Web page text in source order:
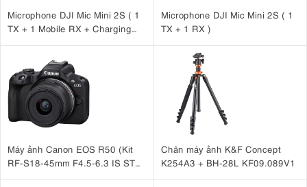
Microphone DJI Mic Mini 2S ( 1
TX + 1 Mobile RX + Charging
Microphone DJI Mic Mini 2S ( 1
TX + 1 RX )
Máy ảnh Canon EOS R50 (Kit
RF-S18-45mm F4.5-6.3 IS STM
Chân máy ảnh K&F Concept
K254A3 + BH-28L KF09.089V1